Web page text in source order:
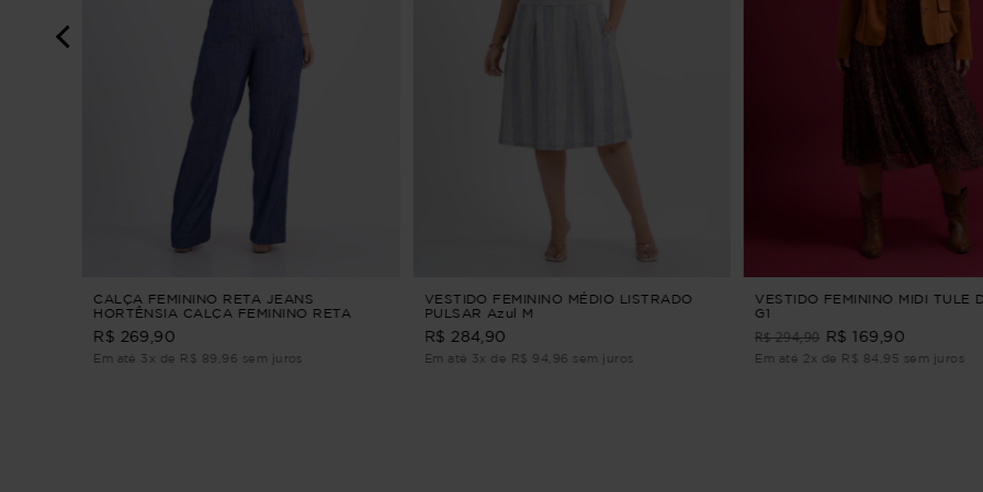
CALÇA FEMININO RETA JEANS
HORTÊNSIA CALÇA FEMININO RETA
JEANS M
R$ 269,90
Em até 3x de R$ 89,96 sem juros
VESTIDO FEMININO MÉDIO LISTRADO
PULSAR Azul M
R$ 284,90
Em até 3x de R$ 94,96 sem juros
VESTIDO FEMININO MIDI TULE
G1
R$ 294,90 R$ 169,90
Em até 2x de R$ 84,95 sem juros